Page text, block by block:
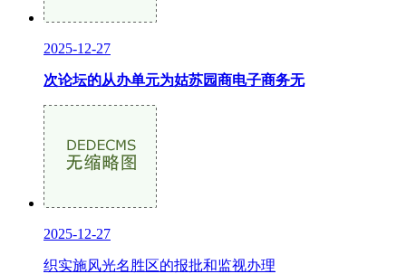
2025-12-27
次论坛的从办单元为姑苏园商电子商务无
2025-12-27
织实施风光名胜区的报批和监视办理